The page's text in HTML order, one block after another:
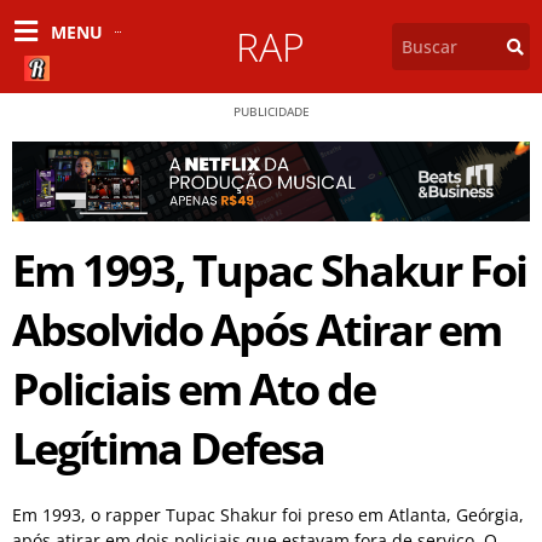
MENU RAP
PUBLICIDADE
Em 1993, Tupac Shakur Foi
Absolvido Após Atirar em
Policiais em Ato de
Legítima Defesa
Em 1993, o rapper Tupac Shakur foi preso em Atlanta, Geórgia,